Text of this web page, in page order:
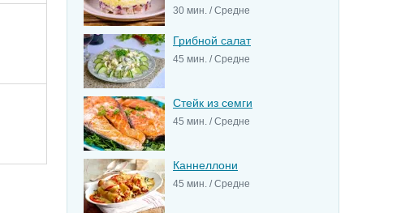
30 мин. / Средне
Грибной салат
45 мин. / Средне
Стейк из семги
45 мин. / Средне
Каннеллони
45 мин. / Средне